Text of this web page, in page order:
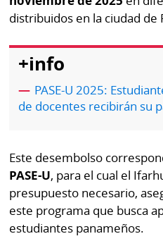
LuctuosasBuenas
prácticas
OTROS
SITIOS
Metro
por
Metro
Tienda
Panamá
Mi
Diario
Ellas
Club
distribuidos en la ciudad de
+info
PASE-U 2025:
de docentes recibirán su
Este desembolso
PASE-U, para el cual el
presupuesto necesario,
este programa que busca
estudiantes panameños.